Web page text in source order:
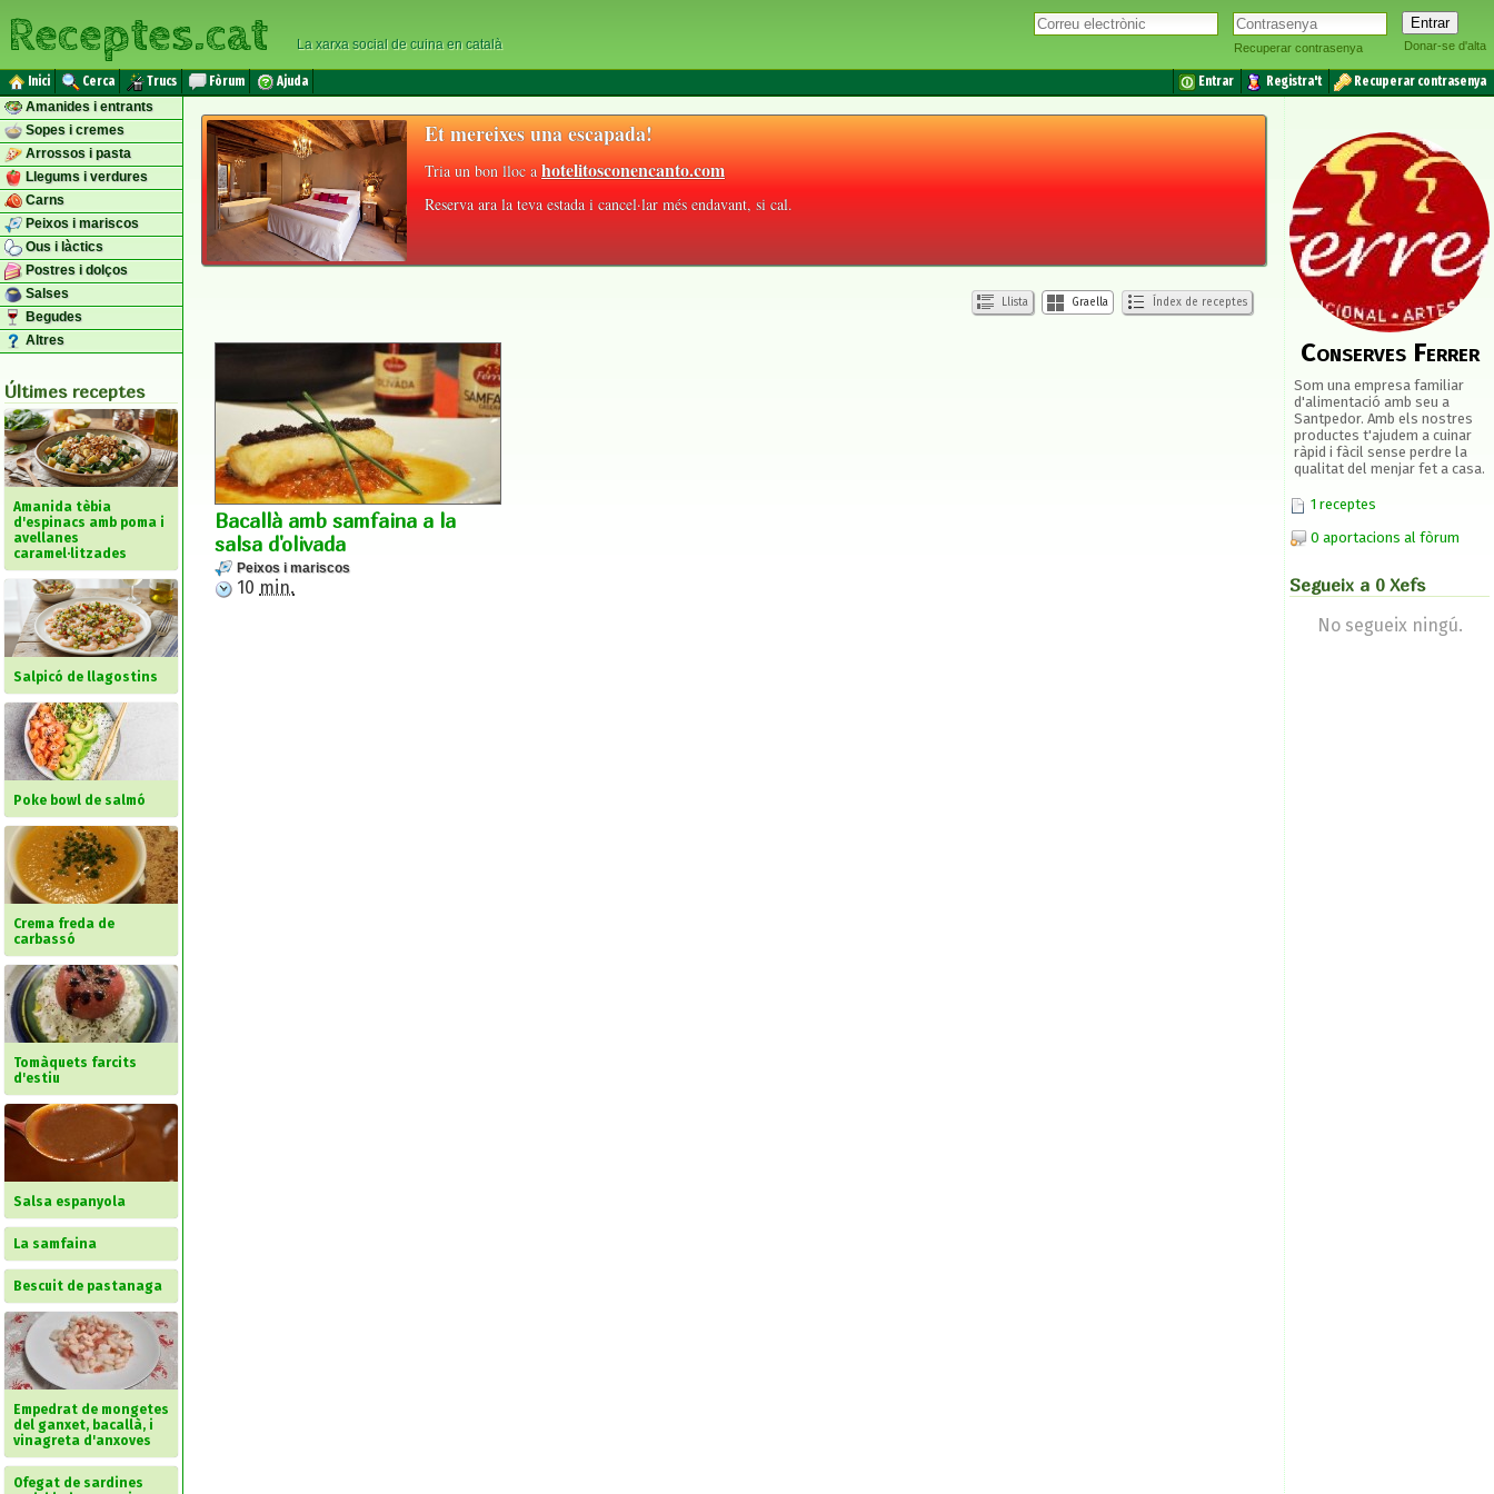
Recuperar contrasenya Donar-se d'alta
Receptes.cat La xarxa social de cuina en català
Inici Cerca Trucs Fòrum Ajuda Entrar Registra't
Recuperar contrasenya
Amanides i entrants
Sopes i cremes
Arrossos i pasta
Llegums i verdures
Carns
Peixos i mariscos
Ous i làctics
Postres i dolços
Salses
Begudes
Altres
Últimes receptes
Amanida tèbia
d'espinacs amb poma i
avellanes
caramel·litzades
Salpicó de llagostins
Poke bowl de salmó
Crema freda de
carbassó
Tomàquets farcits
d'estiu
Salsa espanyola
La samfaina
Bescuit de pastanaga
Empedrat de mongetes
del ganxet, bacallà, i
vinagreta d'anxoves
Ofegat de sardines
Et mereixes una escapada!
Tria un bon lloc ahotelitosconencanto.com
Reserva ara la teva estada i cancel·lar més endavant, si cal.
Llista Graella Índex de receptes
Bacallà amb samfaina a la
salsa d'olivada
Peixos i mariscos
10 min.
Conserves Ferrer
Som una empresa familiar
d'alimentació amb seu a
Santpedor. Amb els nostres
productes t'ajudem a cuinar
ràpid i fàcil sense perdre la
qualitat del menjar fet a casa.
1 receptes
0 aportacions al fòrum
Segueix a 0 Xefs
No segueix ningú.